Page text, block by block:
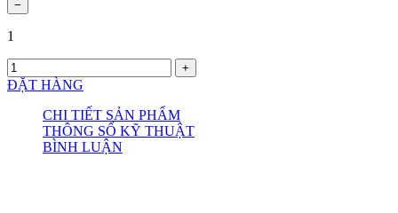
1
ĐẶT HÀNG
CHI TIẾT SẢN PHẨM
THÔNG SỐ KỸ THUẬT
BÌNH LUẬN